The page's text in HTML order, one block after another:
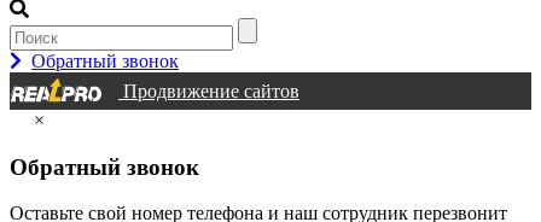
Обратный звонок
Продвижение сайтов
×
Обратный звонок
Оставьте свой номер телефона и наш сотрудник перезвонит